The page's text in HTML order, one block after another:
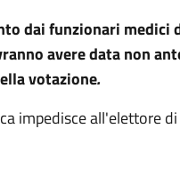
dai funzionari medici
avere data non
votazione.
impedisce all'elettore